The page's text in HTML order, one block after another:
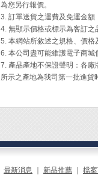
方便。
◆ 與鋼
合、
◆ 3M
品質。
◆ 與鋼
◆ 不含
◆ 附
為您另行報價。
3. 訂單送貨之運費及免運金
4. 無顯示價格或標示為客訂
5. 本網站所敘述之規格、價
6. 本公司盡可能維護電子商
7. 產品產地不保證聲明：各
所示之產地為我司第一批進
最新消息 新品推薦
檔